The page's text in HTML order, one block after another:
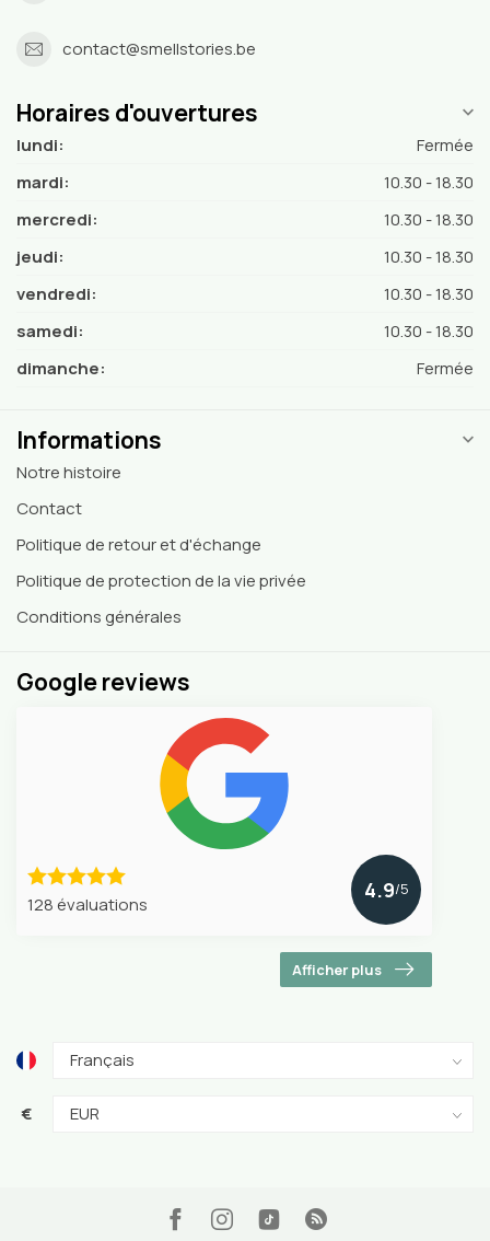
contact@smellstories.be
Horaires d'ouvertures
lundi:
Fermée
mardi:
10.30 - 18.30
mercredi:
10.30 - 18.30
jeudi:
10.30 - 18.30
vendredi:
10.30 - 18.30
samedi:
10.30 - 18.30
dimanche:
Fermée
Informations
Notre histoire
Contact
Politique de retour et d'échange
Politique de protection de la vie privée
Conditions générales
Google reviews
128 évaluations
4.9/5
Afficher plus
€